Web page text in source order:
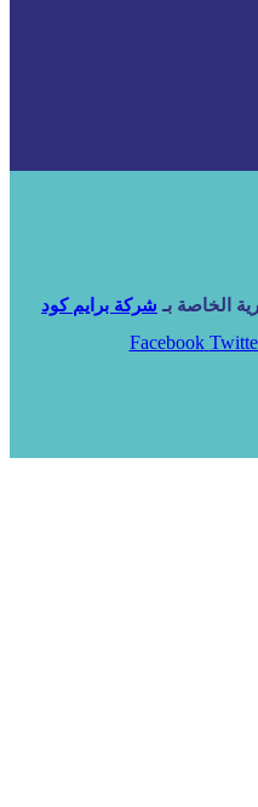
الخاصة بـ شركة برايم كود
Facebook